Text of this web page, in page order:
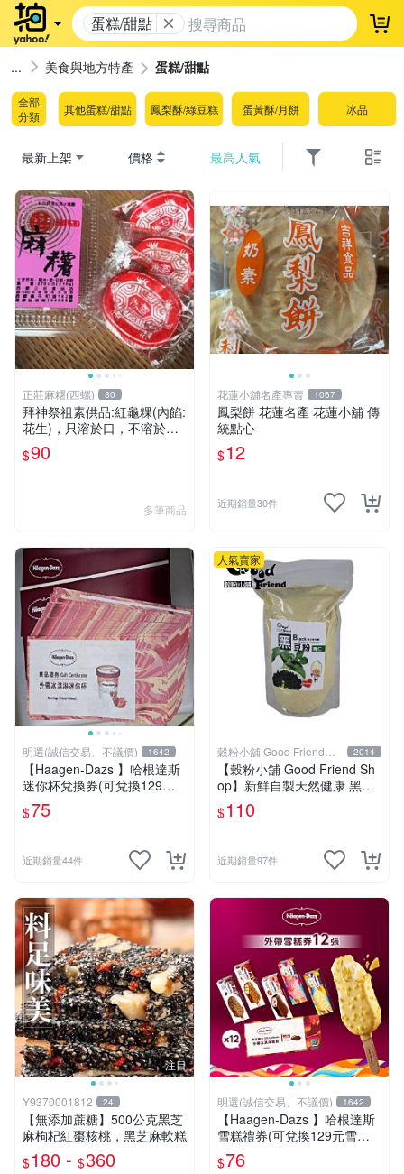
蛋糕/甜點 登
美食與地方特產 蛋糕/甜點
全部
分類
其他蛋糕/甜點 鳳梨酥/綠豆糕 蛋黃酥/月餅 冰品
最新上架 價格 最高人氣
正莊麻糬(西螺) 80
拜神祭祖素供品:紅龜粿(內餡:
花生)，只溶於口，不溶於手
的麻糬製品，清爽不油膩的甜
滋味，好吃不黏牙傳統節慶米
$90
多筆商品
花蓮小舖名產專賣 1067
鳳梨餅 花蓮名產 花蓮小舖 傳
統點心
$12
近期銷量30件
明選(誠信交易、不議價) 1642
【Haagen-Dazs 】哈根達斯
迷你杯兌換券(可兌換129元
迷你杯任何口味)
$75
近期銷量44件
人氣賣家
穀粉小舖 Good Friend
Shop
2014
【穀粉小舖 Good Friend Sh
op】新鮮自製天然健康 黑豆
粉 嚴選 100% 青仁黑豆（袋
裝)
$110
近期銷量97件
注目
Y9370001812 24
【無添加蔗糖】500公克黑芝
麻枸杞紅棗核桃，黑芝麻軟糕
$180 - $360
明選(誠信交易、不議價) 1642
【Haagen-Dazs 】哈根達斯
雪糕禮券(可兌換129元雪糕
任何口味)
$76